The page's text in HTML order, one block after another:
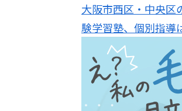
大阪市西区・中央区
験学習塾、個別指導